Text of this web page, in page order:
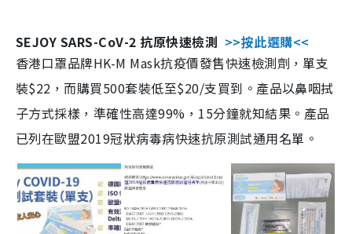
SEJOY SARS-CoV-2 抗原快速檢測 >>按此選購<<
香港口罩品牌HK-M Mask抗疫價發售快速檢測劑，單支
裝$22，而購買500套裝低至$20/支買到。產品以鼻咽拭
子方式採樣，準確性高達99%，15分鐘就知結果。產品
已列在歐盟2019冠狀病毒病快速抗原測試通用名單。